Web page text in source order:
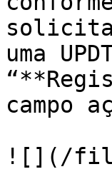
uma
campo
![](/